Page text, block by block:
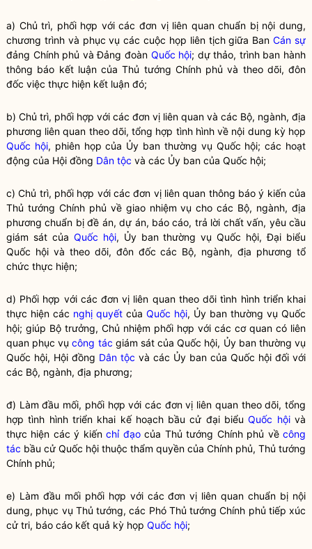
a) Chủ trì, phối hợp với các đơn vị liên quan chuẩn bị nội dung,
chương trình và phục vụ các cuộc họp liên tịch giữa BanCán sự
đảng Chính phủ và Đảng đoàn Quốc hội; dự thảo, trình ban hành
thông báo kết luận của Thủ tướng Chính phủ và theo dõi, đôn
đốc việc thực hiện kết luận đó;
b) Chủ trì, phối hợp với các đơn vị liên quan và các Bộ, ngành, địa
phương liên quan theo dõi, tổng hợp tình hình về nội dung kỳ họp
Quốc hội, phiên họp của Ủy ban thường vụ Quốc hội; các hoạt
động của Hội đồng Dân tộc và các Ủy ban của Quốc hội;
c) Chủ trì, phối hợp với các đơn vị liên quan thông báo ý kiến của
Thủ tướng Chính phủ về giao nhiệm vụ cho các Bộ, ngành, địa
phương chuẩn bị đề án, dự án, báo cáo, trả lời chất vấn, yêu cầu
giám sát của Quốc hội, Ủy ban thường vụQuốc hội, Đại biểu
Quốc hộivà theo dõi, đôn đốc các Bộ, ngành, địa phương tổ
chức thực hiện;
d) Phối hợp với các đơn vị liên quan theo dõi tình hình triển khai
thực hiện các nghị quyết của Quốc hội, Ủy ban thường vụ Quốc
hội; giúp Bộ trưởng, Chủ nhiệm phối hợp với các cơ quan có liên
quan phục vụcông tác giám sát củaQuốc hội, Ủy ban thường vụ
Quốc hội, Hội đồng Dân tộc và các Ủy ban của Quốc hội đối với
các Bộ, ngành, địa phương;
đ) Làm đầu mối, phối hợp với các đơn vị liên quan theo dõi, tổng
hợp tình hình triển khai kế hoạch bầu cử đại biểuQuốc hộivà
thực hiện các ý kiếnchỉ đạocủa Thủ tướng Chính phủ vềcông
tác bầu cử Quốc hội thuộc thẩm quyền của Chính phủ, Thủ tướng
Chính phủ;
e) Làm đầu mối phối hợp với các đơn vị liên quan chuẩn bị nội
dung, phục vụ Thủ tướng, các Phó Thủ tướng Chính phủ tiếp xúc
cử tri, báo cáo kết quả kỳ họp Quốc hội;